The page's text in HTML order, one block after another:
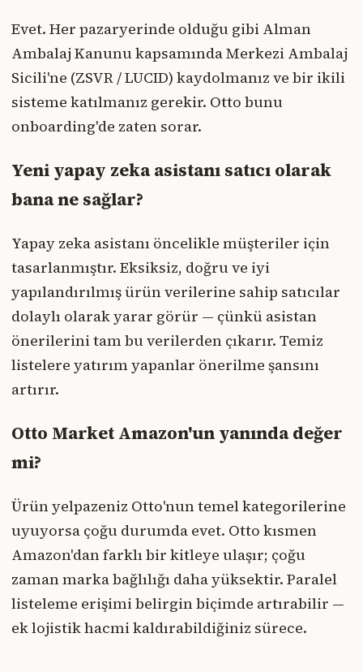
Evet. Her pazaryerinde olduğu gibi Alman
Ambalaj Kanunu kapsamında Merkezi Ambalaj
Sicili'ne (ZSVR / LUCID) kaydolmanız ve bir ikili
sisteme katılmanız gerekir. Otto bunu
onboarding'de zaten sorar.
Yeni yapay zeka asistanı satıcı olarak
bana ne sağlar?
Yapay zeka asistanı öncelikle müşteriler için
tasarlanmıştır. Eksiksiz, doğru ve iyi
yapılandırılmış ürün verilerine sahip satıcılar
dolaylı olarak yarar görür — çünkü asistan
önerilerini tam bu verilerden çıkarır. Temiz
listelere yatırım yapanlar önerilme şansını
artırır.
Otto Market Amazon'un yanında değer
mi?
Ürün yelpazeniz Otto'nun temel kategorilerine
uyuyorsa çoğu durumda evet. Otto kısmen
Amazon'dan farklı bir kitleye ulaşır; çoğu
zaman marka bağlılığı daha yüksektir. Paralel
listeleme erişimi belirgin biçimde artırabilir —
ek lojistik hacmi kaldırabildiğiniz sürece.